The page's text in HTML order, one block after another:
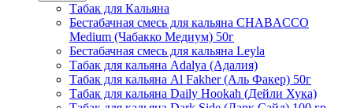
Табак для Кальяна
Бестабачная смесь для кальяна CHABACCO
Medium (Чабакко Медиум) 50г
Бестабачная смесь для кальяна Leyla
Табак для кальяна Adalya (Адалия)
Табак для кальяна Al Fakher (Аль Факер) 50г
Табак для кальяна Daily Hookah (Дейли Хука)